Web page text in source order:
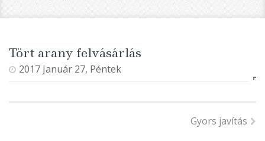
Tört arany felvásárlás
2017 Január 27, Péntek
Gyors javítás